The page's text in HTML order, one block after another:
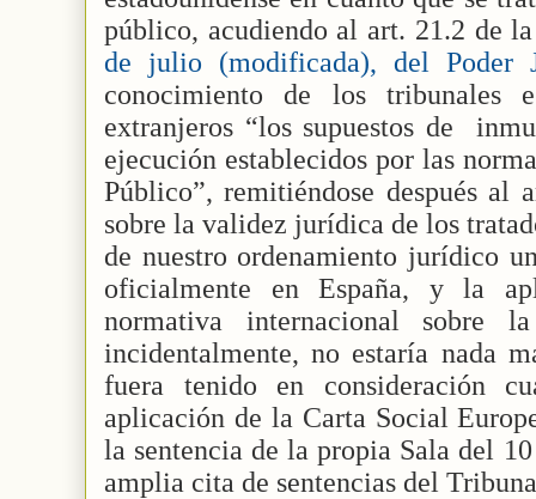
público, acudiendo al art. 21.2 de
de julio (modificada), del Poder
conocimiento de los tribunales
extranjeros “los supuestos de
ejecución establecidos por las
Público”, remitiéndose después al
sobre la validez jurídica de los
de nuestro ordenamiento jurídico
oficialmente en España, y la
normativa internacional sobre
incidentalmente, no estaría nada
fuera tenido en consideración
aplicación de la Carta Social
la sentencia de la propia Sala del
amplia cita de sentencias del